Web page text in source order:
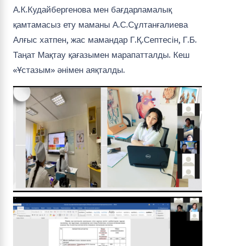
А.К.Кудайбергенова мен бағдарламалық
қамтамасыз ету маманы А.С.Сұлтанғалиева
Алғыс хатпен, жас мамандар Г.Қ.Септесін, Г.Б.
Таңат Мақтау қағазымен марапатталды. Кеш
«Ұстазым» әнімен аяқталды.